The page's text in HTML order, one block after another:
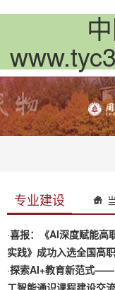
专业建设
·喜报：《AI深度赋能高
实践》成功入选全国高
·探索AI+教育新范式——